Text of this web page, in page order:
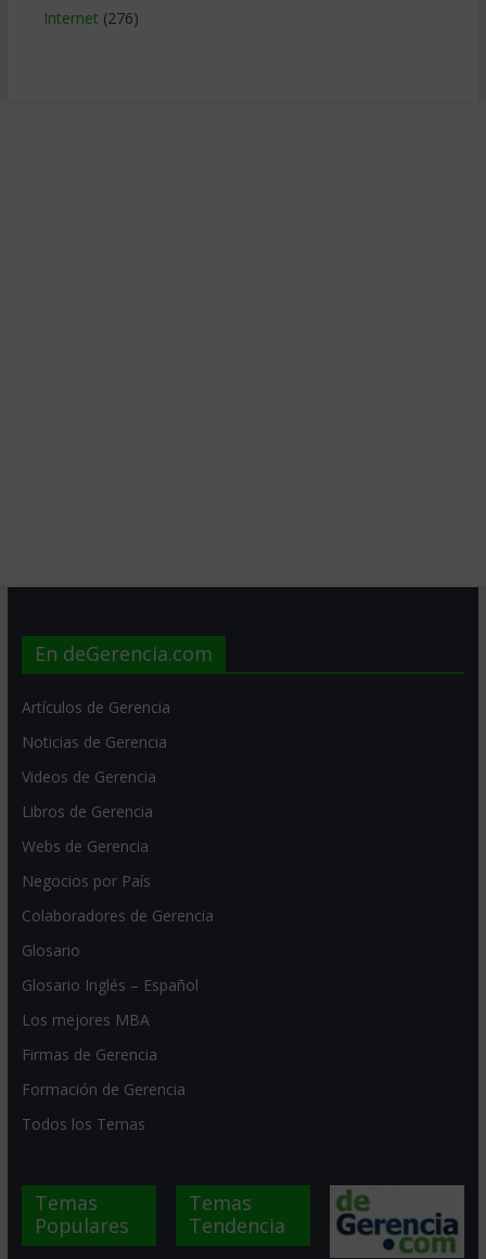
Internet (276)
En deGerencia.com
Artículos de Gerencia
Noticias de Gerencia
Videos de Gerencia
Libros de Gerencia
Webs de Gerencia
Negocios por País
Colaboradores de Gerencia
Glosario
Glosario Inglés – Español
Los mejores MBA
Firmas de Gerencia
Formación de Gerencia
Todos los Temas
Temas
Populares
Temas
Tendencia